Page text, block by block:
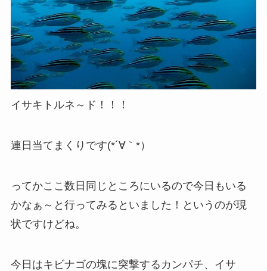
イサキトルネ～ド！！！
連日当てまくりです(*´∀｀*）
ってかここ数日同じところにいるので今日もいる
かなぁ～と行ってみるといました！というのが現
状ですけどね。
今日はキビナゴの塊に突撃するカンパチ、イサ